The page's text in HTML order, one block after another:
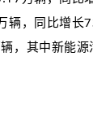
辆，同比增长
，其中新能源